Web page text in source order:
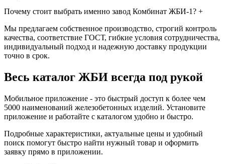
Почему стоит выбрать именно завод Комбинат ЖБИ-1? +
Мы предлагаем собственное производство, строгий контроль
качества, соответствие ГОСТ, гибкие условия сотрудничества,
индивидуальный подход и надежную доставку продукции
точно в срок.
Весь каталог ЖБИ всегда под рукой
Мобильное приложение - это быстрый доступ к более чем
5000 наименований железобетонных изделий. Установите
приложение и работайте с каталогом удобно и быстро.
Подробные характеристики, актуальные цены и удобный
поиск помогут быстро найти нужный товар и оформить
заявку прямо в приложении.